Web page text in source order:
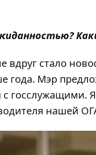
вдруг стало
года. Мэр
госслужащими.
нашей